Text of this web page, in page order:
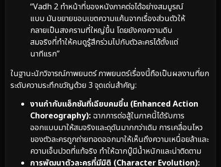
“Vadh 2 ทำหน้าที่ของหนังภาคต่อได้อย่างสมบูรณ์
แบบ มันขยายขอบเขตความแค้นจากเรื่องส่วนตัวให้
กลายเป็นสงครามที่ใหญ่ขึ้น โดยยังคงความดิบ
สมจริงที่ทำให้คนดูรู้สึกร่วมไปกับตัวละครได้ตั้งแต่
นาทีแรก”
ในฐานะนักวิจารณ์ภาพยนตร์ ภาพยนตร์เรื่องนี้ถือเป็นผลงานที่ยก
ระดับความระทึกขวัญด้วย 3 จุดเด่นสำคัญ:
งานกำกับแอ็กชันที่เฉียบคมขึ้น (Enhanced Action
Choreography): ฉากการต่อสู้ในภาคนี้ได้รับการ
ออกแบบมาให้สมจริงและดุดันมากกว่าเดิม การเคลื่อนไหว
ของตัวละครถูกถ่ายทอดออกมาให้เห็นถึงความเหนื่อยล้าและ
ความเจ็บปวดที่แท้จริง ทำให้ฉากบู๊มีน้ำหนักและน่าติดตาม
การพัฒนาตัวละครที่มีมิติ (Character Evolution):